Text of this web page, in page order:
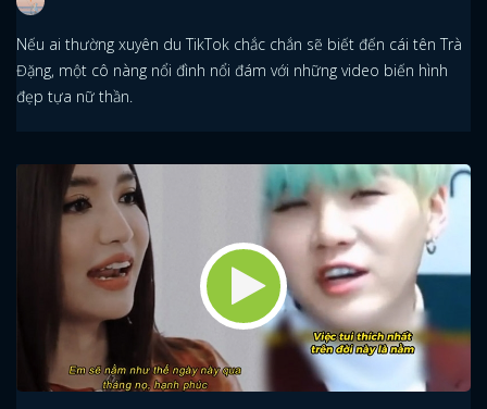
Nếu ai thường xuyên du TikTok chắc chắn sẽ biết đến cái tên Trà
Đặng, một cô nàng nổi đình nổi đám với những video biến hình
đẹp tựa nữ thần.